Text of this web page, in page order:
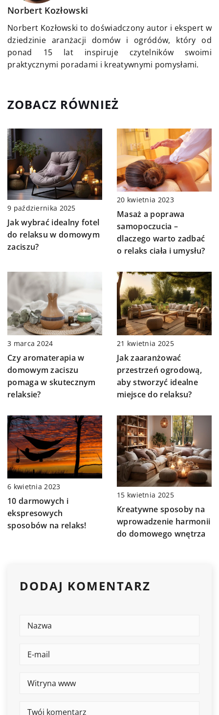
Norbert Kozłowski
Norbert Kozłowski to doświadczony autor i ekspert w
dziedzinie aranżacji domów i ogródów, który od
ponad 15 lat inspiruje czytelników swoimi
praktycznymi poradami i kreatywnymi pomysłami.
ZOBACZ RÓWNIEŻ
9 października 2025
Jak wybrać idealny fotel
do relaksu w domowym
zaciszu?
20 kwietnia 2023
Masaż a poprawa
samopoczucia –
dlaczego warto zadbać
o relaks ciała i umysłu?
3 marca 2024
Czy aromaterapia w
domowym zaciszu
pomaga w skutecznym
relaksie?
21 kwietnia 2025
Jak zaaranżować
przestrzeń ogrodową,
aby stworzyć idealne
miejsce do relaksu?
6 kwietnia 2023
10 darmowych i
ekspresowych
sposobów na relaks!
15 kwietnia 2025
Kreatywne sposoby na
wprowadzenie harmonii
do domowego wnętrza
DODAJ KOMENTARZ